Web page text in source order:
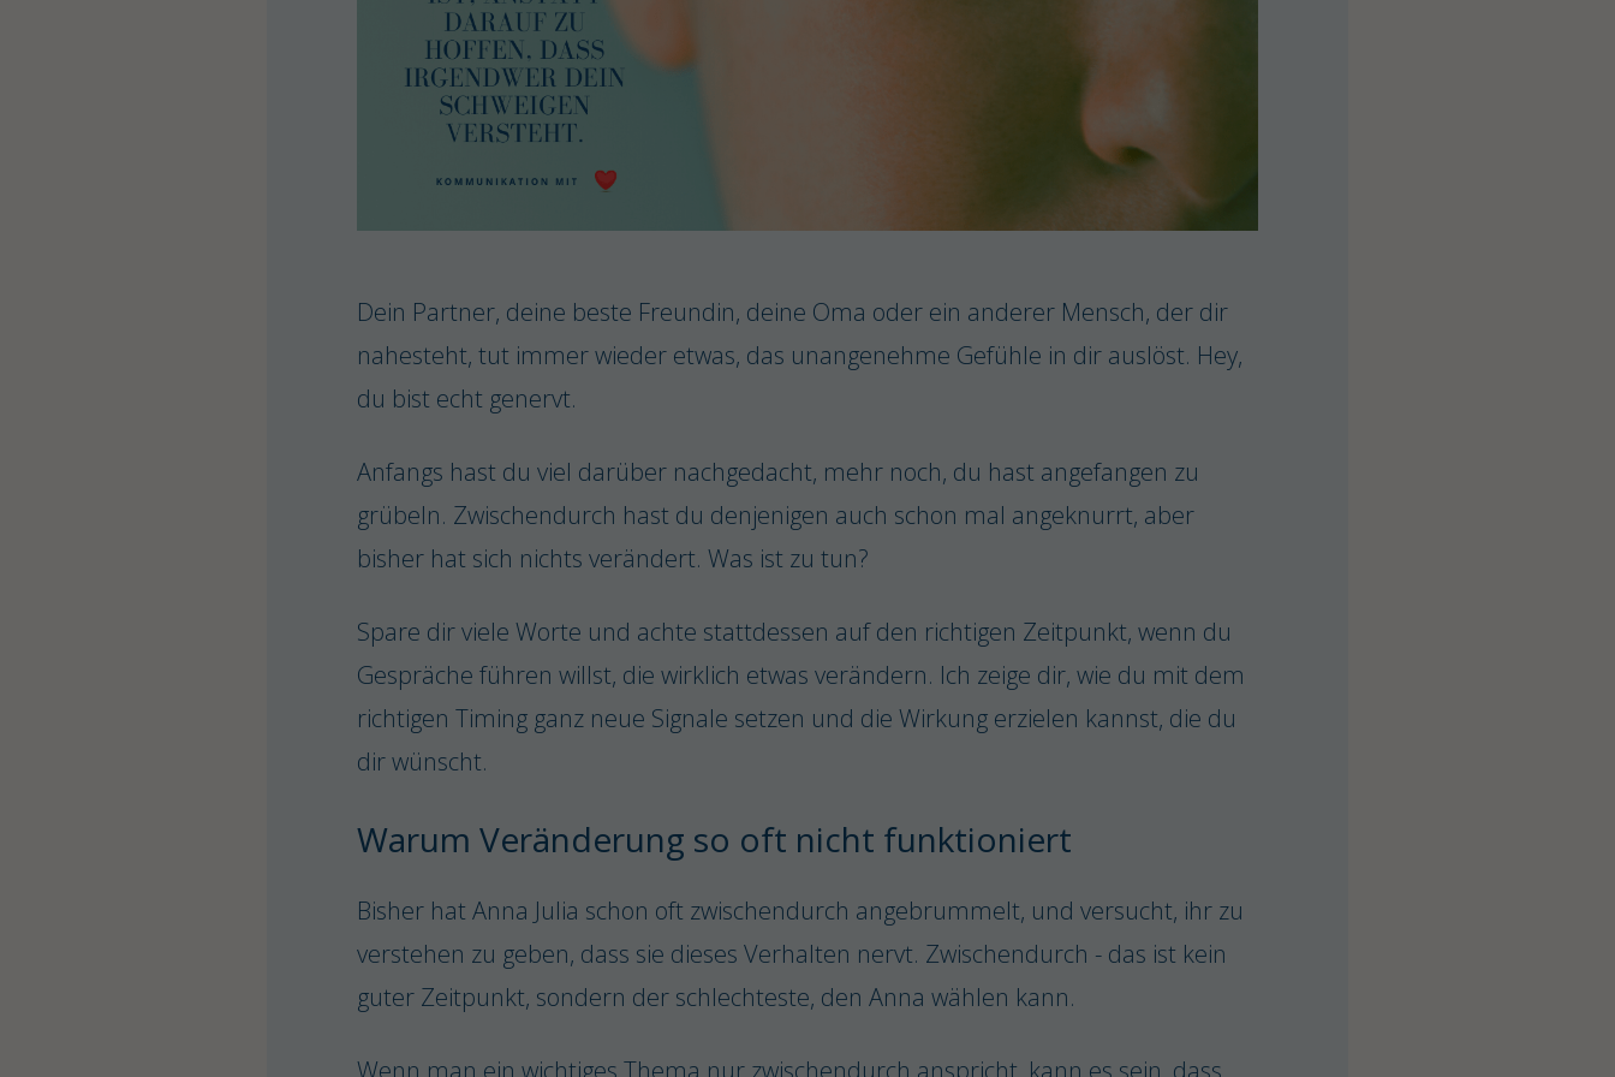
Dein Partner, deine beste Freundin, deine Oma oder ein anderer Mensch, der dir
nahesteht, tut immer wieder etwas, das unangenehme Gefühle in dir auslöst. Hey,
du bist echt genervt.
Anfangs hast du viel darüber nachgedacht, mehr noch, du hast angefangen zu
grübeln. Zwischendurch hast du denjenigen auch schon mal angeknurrt, aber
bisher hat sich nichts verändert. Was ist zu tun?
Spare dir viele Worte und achte stattdessen auf den richtigen Zeitpunkt, wenn du
Gespräche führen willst, die wirklich etwas verändern. Ich zeige dir, wie du mit dem
richtigen Timing ganz neue Signale setzen und die Wirkung erzielen kannst, die du
dir wünscht.
Warum Veränderung so oft nicht funktioniert
Bisher hat Anna Julia schon oft zwischendurch angebrummelt, und versucht, ihr zu
verstehen zu geben, dass sie dieses Verhalten nervt. Zwischendurch - das ist kein
guter Zeitpunkt, sondern der schlechteste, den Anna wählen kann.